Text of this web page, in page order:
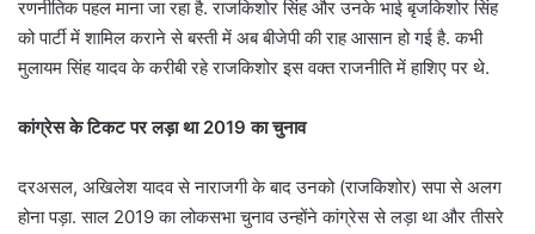
रणनीतिक पहल माना जा रहा है. राजकिशोर सिंह और उनके भाई बृजकिशोर सिंह
को पार्टी में शामिल कराने से बस्ती में अब बीजेपी की राह आसान हो गई है. कभी
मुलायम सिंह यादव के करीबी रहे राजकिशोर इस वक्त राजनीति में हाशिए पर थे.
कांग्रेस के टिकट पर लड़ा था 2019 का चुनाव
दरअसल, अखिलेश यादव से नाराजगी के बाद उनको (राजकिशोर) सपा से अलग
होना पड़ा. साल 2019 का लोकसभा चुनाव उन्होंने कांग्रेस से लड़ा था और तीसरे